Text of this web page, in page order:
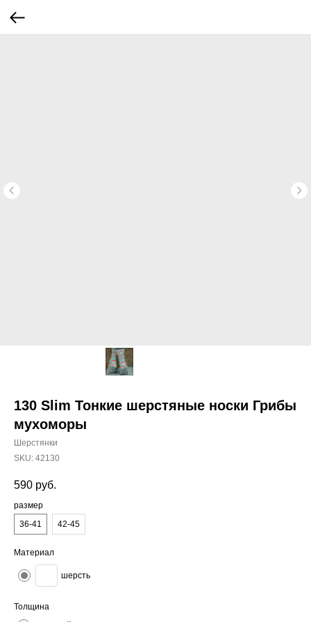
130 Slim Тонкие шерстяные носки Грибы
мухоморы
Шерстянки
SKU: 42130
590 руб.
размер
36-41
42-45
Материал
шерсть
Толщина